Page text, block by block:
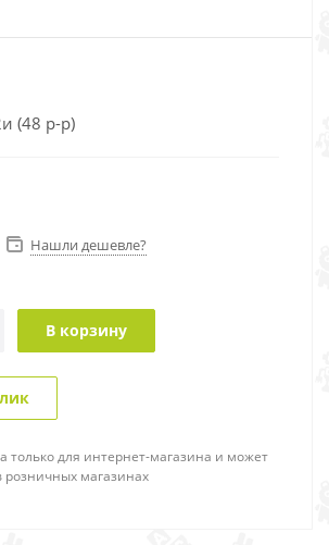
(48 р-р)
Нашли дешевле?
В корзину
только для интернет-магазина и может
розничных магазинах